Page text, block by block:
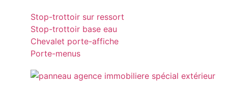
Stop-trottoir sur ressort
Stop-trottoir base eau
Chevalet porte-affiche
Porte-menus